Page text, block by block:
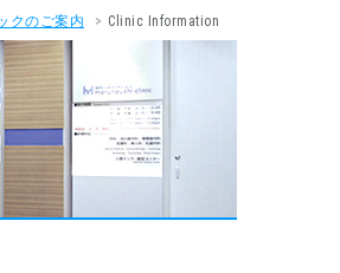
クのご案内 Clinic Information